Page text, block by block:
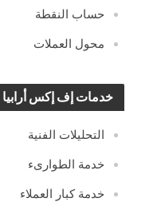
حساب النقطة
محول العملات
خدمات إف إكس أرابيا
التحليلات الفنية
خدمة الطوارىء
خدمة كبار العملاء